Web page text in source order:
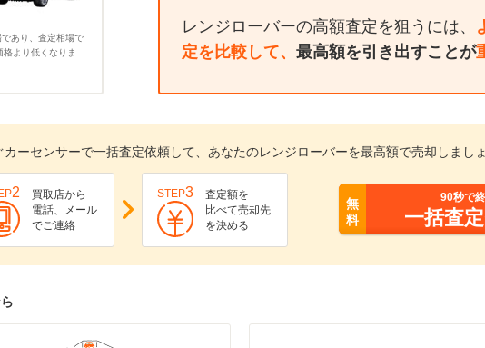
あり、査定相場で
より低くなりま
レンジローバーの高額査定を狙うには、
定を比較して、 最高額を引き出すことが
カーセンサーで一括査定依頼して、あなたのレンジローバーを最高額で売却しまし
2
買取店から
電話、メール
でご連絡
STEP3
査定額を
比べて売却先
を決める
無
料
90秒で
一括査